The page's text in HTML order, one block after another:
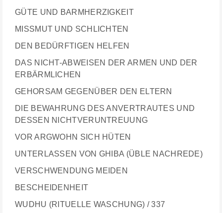
GÜTE UND BARMHERZIGKEIT
MISSMUT UND SCHLICHTEN
DEN BEDÜRFTIGEN HELFEN
DAS NICHT-ABWEISEN DER ARMEN UND DER
ERBÄRMLICHEN
GEHORSAM GEGENÜBER DEN ELTERN
DIE BEWAHRUNG DES ANVERTRAUTES UND
DESSEN NICHTVERUNTREUUNG
VOR ARGWOHN SICH HÜTEN
UNTERLASSEN VON GHIBA (ÜBLE NACHREDE)
VERSCHWENDUNG MEIDEN
BESCHEIDENHEIT
WUDHU (RITUELLE WASCHUNG) / 337